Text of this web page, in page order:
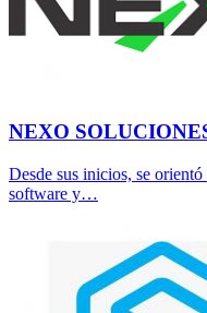
NEXO
Desde sus inicios, se
software y…